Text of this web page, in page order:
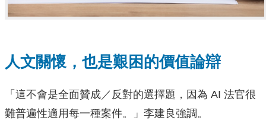
人文關懷，也是艱困的價值論辯
「這不會是全面贊成／反對的選擇題，因為 AI 法官很
難普遍性適用每一種案件。」李建良強調。